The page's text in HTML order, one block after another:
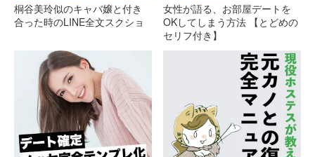
桐谷美玲似のキャバ嬢と付き
合った時のLINE全文スクショ
女性が語る、お部屋デートを
OKしてしまう方法 【とどめの
セリフ付き】